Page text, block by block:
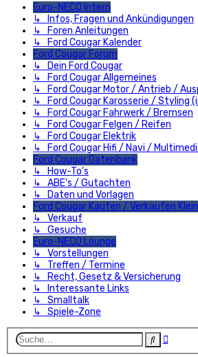
Euro-NECO Intern
↳ Infos, Fragen und Ankündigungen
↳ Foren Anleitungen
↳ Ford Cougar Kalender
Ford Cougar Forum
↳ Dein Ford Cougar
↳ Ford Cougar Allgemeines
↳ Ford Cougar Motor / Antrieb /
↳ Ford Cougar Karosserie / Styling
↳ Ford Cougar Fahrwerk / Bremsen
↳ Ford Cougar Felgen / Reifen
↳ Ford Cougar Elektrik
↳ Ford Cougar Hifi / Navi /
Ford Cougar Datenbank
↳ How-To's
↳ ABE's / Gutachten
↳ Daten und Vorlagen
Ford Cougar Kaufen / Verkaufen
↳ Verkauf
↳ Gesuche
Euro-NECO Lounge
↳ Vorstellungen
↳ Treffen / Termine
↳ Recht, Gesetz & Versicherung
↳ Interessante Links
↳ Smalltalk
↳ Spiele-Zone
Suche